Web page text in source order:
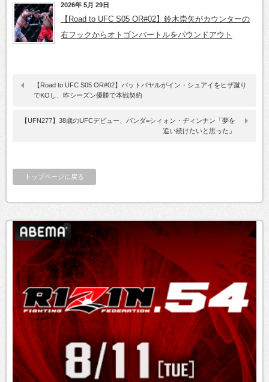
2026年 5月 29日
【Road to UFC S05 OR#02】鈴木崇矢がカウンターの
右フックからオトゴンバートルをパウンドアウト
【Road to UFC S05 OR#02】バットバヤルがイン・シュアイをヒザ蹴り
でKOし、昨シーズン優勝で本戦契約
【UFN277】38歳のUFCデビュー、パンダ=シィォン・ヂィンナン「夢を
追い続けたいと思った」
トップページに戻る